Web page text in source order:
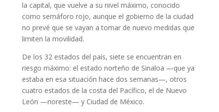
la capital, que vuelve a su nivel máximo, conocido
como semáforo rojo, aunque el gobierno de la ciudad
no prevé que se vayan a tomar de nuevo medidas que
limiten la movilidad.
De los 32 estados del país, siete se encuentran en
riesgo máximo: el estado norteño de Sinaloa —que ya
estaba en esa situación hace dos semanas—, otros
cuatro estados de la costa del Pacífico, el de Nuevo
León —noreste— y Ciudad de México.